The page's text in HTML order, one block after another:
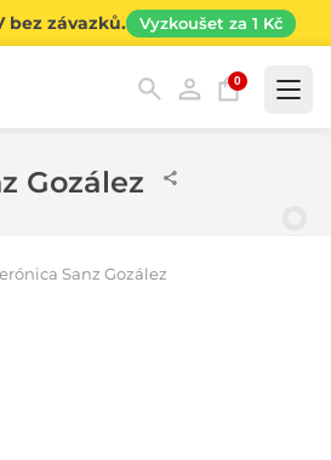
bez závazků. Vyzkoušet za 1 Kč
0
Gozález
Sanz Gozález